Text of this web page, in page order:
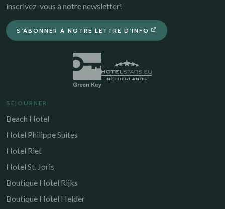
inscrivez-vous à notre newsletter!
S'ABONNER À NOTRE LETTRE D'INFO
SÉJOURNER
Beach Hotel
Hotel Philippe Suites
Hotel Riet
Hotel St. Joris
Boutique Hotel Rijks
Boutique Hotel Helder